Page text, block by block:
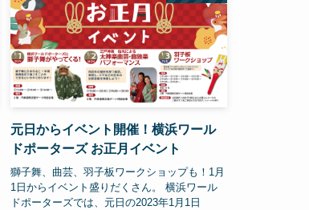
元日からイベント開催！横浜ワール
ドポーターズ お正月イベント
獅子舞、曲芸、羽子板ワークショップも！1月
1日からイベント盛りだくさん。 横浜ワール
ドポーターズでは、元日の2023年1月1日